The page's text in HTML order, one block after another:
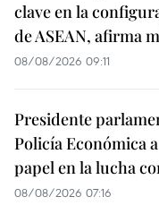
clave en la
de ASEAN, afirma
08/08/2026 09:11
Presidente
Policía Económica
papel en la lucha
08/08/2026 07:16